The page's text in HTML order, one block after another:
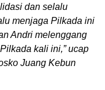
dan selalu
menjaga Pilkada ini
Andri melenggang
kali ini,” ucap
Juang Kebun